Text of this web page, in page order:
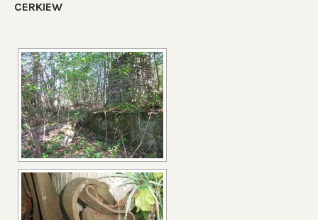
CERKIEW